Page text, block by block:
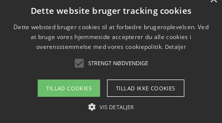
Copyright 2026 - Pilanto Aps
Om / kontakt
Blog Betingelser
Dette website bruger tracking cookies
Dette websted bruger cookies til at forbedre brugeroplevelsen. Ved
at bruge vores hjemmeside accepterer du alle cookies i
overensstemmelse med vores cookiepolitik. Detaljer
STRENGT NØDVENDIGE
TILLAD COOKIES TILLAD IKKE COOKIES
VIS DETALJER